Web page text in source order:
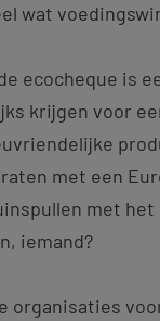
wat
ecocheque is
krijgen voor
met een
met het
iemand?
organisaties